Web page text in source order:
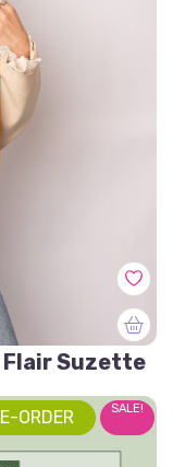
Flair Suzette
ORDER SALE!